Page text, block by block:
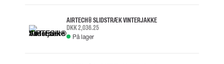
AIRTECH® SLIDSTRÆK VINTERJAKKE
DKK 2,036.25
På lager